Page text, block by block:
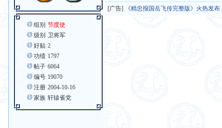
组别 节度使
级别 卫将军
好贴 2
功绩 1797
帖子 6064
编号 19070
注册 2004-10-16
家族 轩辕雀党
[广告]
《精忠报国岳飞传完整版》火热发布